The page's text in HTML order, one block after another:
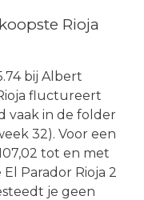
Rioja
bij Albert
fluctureert
vaak in de folder
32). Voor een
tot en met
Parador Rioja 2
je geen